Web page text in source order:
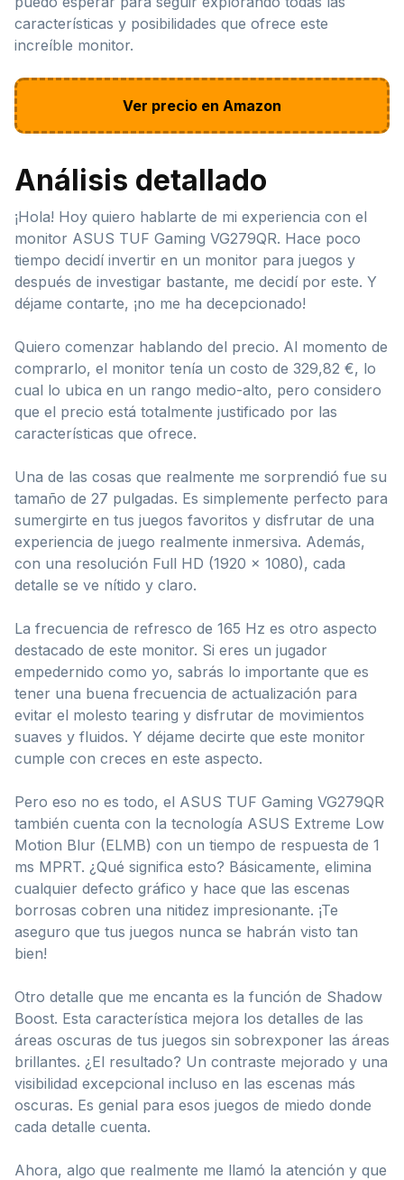
características y posibilidades que ofrece este
increíble monitor.
Ver precio en Amazon
Análisis detallado
¡Hola! Hoy quiero hablarte de mi experiencia con el
monitor ASUS TUF Gaming VG279QR. Hace poco
tiempo decidí invertir en un monitor para juegos y
después de investigar bastante, me decidí por este. Y
déjame contarte, ¡no me ha decepcionado!
Quiero comenzar hablando del precio. Al momento de
comprarlo, el monitor tenía un costo de 329,82 €, lo
cual lo ubica en un rango medio-alto, pero considero
que el precio está totalmente justificado por las
características que ofrece.
Una de las cosas que realmente me sorprendió fue su
tamaño de 27 pulgadas. Es simplemente perfecto para
sumergirte en tus juegos favoritos y disfrutar de una
experiencia de juego realmente inmersiva. Además,
con una resolución Full HD (1920 x 1080), cada
detalle se ve nítido y claro.
La frecuencia de refresco de 165 Hz es otro aspecto
destacado de este monitor. Si eres un jugador
empedernido como yo, sabrás lo importante que es
tener una buena frecuencia de actualización para
evitar el molesto tearing y disfrutar de movimientos
suaves y fluidos. Y déjame decirte que este monitor
cumple con creces en este aspecto.
Pero eso no es todo, el ASUS TUF Gaming VG279QR
también cuenta con la tecnología ASUS Extreme Low
Motion Blur (ELMB) con un tiempo de respuesta de 1
ms MPRT. ¿Qué significa esto? Básicamente, elimina
cualquier defecto gráfico y hace que las escenas
borrosas cobren una nitidez impresionante. ¡Te
aseguro que tus juegos nunca se habrán visto tan
bien!
Otro detalle que me encanta es la función de Shadow
Boost. Esta característica mejora los detalles de las
áreas oscuras de tus juegos sin sobrexponer las áreas
brillantes. ¿El resultado? Un contraste mejorado y una
visibilidad excepcional incluso en las escenas más
oscuras. Es genial para esos juegos de miedo donde
cada detalle cuenta.
Ahora, algo que realmente me llamó la atención y que